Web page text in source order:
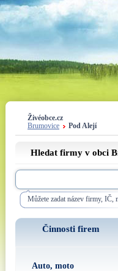
Živéobce.cz
Brumovice
Pod Alejí
Hledat firmy v obci
Můžete zadat název firmy, IČ,
Činnosti firem
Auto, moto